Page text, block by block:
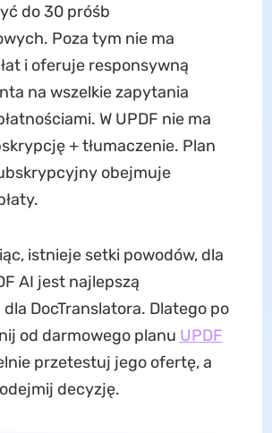
do 30 próśb
Poza tym nie ma
i oferuje responsywną
na wszelkie zapytania
W UPDF nie ma
+ tłumaczenie. Plan
obejmuje
istnieje setki powodów, dla
AI jest najlepszą
DocTranslatora. Dlatego po
od darmowego planu UPDF
przetestuj jego ofertę, a
decyzję.